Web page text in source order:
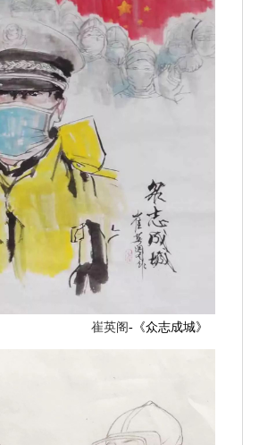
崔英阁-《众志成城》